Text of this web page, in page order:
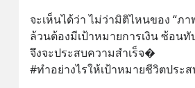
จะเห็นได้ว่า ไม่ว่ามิติไหนของ “ภา
ล้วนต้องมีเป้าหมายการเงิน ซ้อนทั
จึงจะประสบความสำเร็จ�
#ทำอย่างไรให้เป้าหมายชีวิตประส